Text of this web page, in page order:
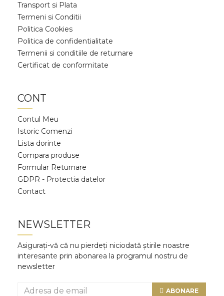
Transport si Plata
Termeni si Conditii
Politica Cookies
Politica de confidentialitate
Termenii si conditiile de returnare
Certificat de conformitate
CONT
Contul Meu
Istoric Comenzi
Lista dorinte
Compara produse
Formular Returnare
GDPR - Protectia datelor
Contact
NEWSLETTER
Asigurați-vă că nu pierdeți niciodată știrile noastre
interesante prin abonarea la programul nostru de
newsletter
ABONARE